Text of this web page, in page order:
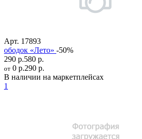
Арт. 17893
ободок «Лето» -50%
290 р.580 р.
от 0 р.290 р.
В наличии на маркетплейсах
1